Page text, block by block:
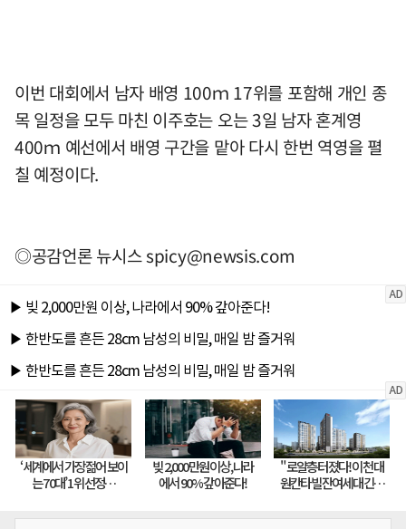
이번 대회에서 남자 배영 100ｍ 17위를 포함해 개인 종
목 일정을 모두 마친 이주호는 오는 3일 남자 혼계영
400ｍ 예선에서 배영 구간을 맡아 다시 한번 역영을 펼
칠 예정이다.
◎공감언론 뉴시스spicy@newsis.com